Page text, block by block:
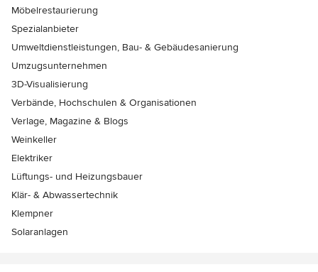
Möbelrestaurierung
Spezialanbieter
Umweltdienstleistungen, Bau- & Gebäudesanierung
Umzugsunternehmen
3D-Visualisierung
Verbände, Hochschulen & Organisationen
Verlage, Magazine & Blogs
Weinkeller
Elektriker
Lüftungs- und Heizungsbauer
Klär- & Abwassertechnik
Klempner
Solaranlagen